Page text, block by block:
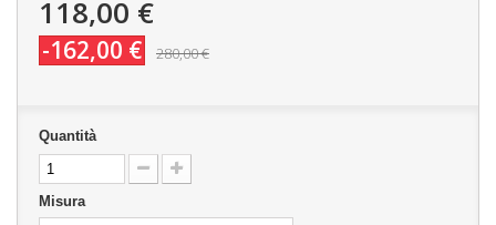
118,00 €
-162,00 € 280,00 €
Quantità
Misura